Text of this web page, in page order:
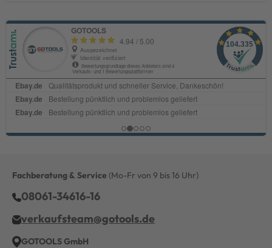
Fachberatung & Service (Mo-Fr von 9 bis 16 Uhr)
08061-34616-16
verkaufsteam@gotools.de
GOTOOLS GmbH